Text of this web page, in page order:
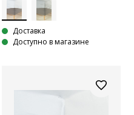
Доставка
Доступно в магазине